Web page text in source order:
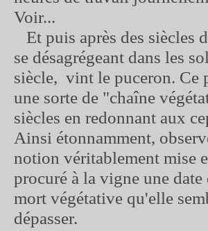
Voir...
Et puis après des siècles
se désagrégeant dans les
siècle, vint le puceron. Ce
une sorte de "chaîne
siècles en redonnant aux
Ainsi étonnamment,
notion véritablement mise
procuré à la vigne une
mort végétative qu'elle
dépasser.